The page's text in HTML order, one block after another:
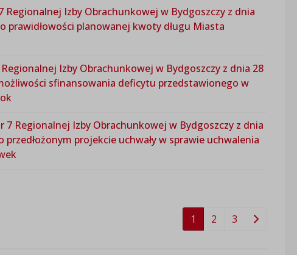
Regionalnej Izby Obrachunkowej w Bydgoszczy z dnia
prawidłowości planowanej kwoty długu Miasta
Izby Obrachunkowej w Bydgoszczy z dnia 28
sfinansowania deficytu przedstawionego w
7 Regionalnej Izby Obrachunkowej w Bydgoszczy z dnia
projekcie uchwały w sprawie uchwalenia
1 2 3